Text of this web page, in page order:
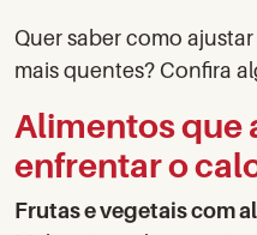
Quer saber como
mais quentes? Confira
Alimentos que
enfrentar o
Frutas e vegetais com